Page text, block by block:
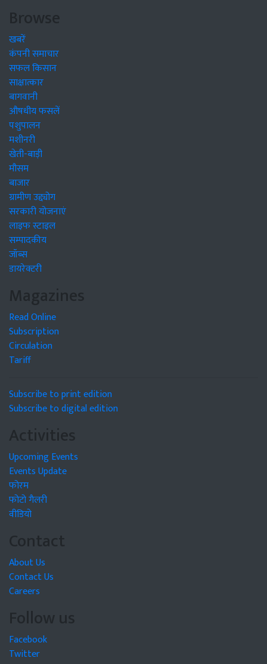
Browse
खबरें
कंपनी समाचार
सफल किसान
साक्षात्कार
बागवानी
औषधीय फसलें
पशुपालन
मशीनरी
खेती-बाड़ी
मौसम
बाजार
ग्रामीण उद्द्योग
सरकारी योजनाएं
लाइफ स्टाइल
सम्पादकीय
जॉब्स
डायरेक्टरी
Magazines
Read Online
Subscription
Circulation
Tariff
Subscribe to print edition
Subscribe to digital edition
Activities
Upcoming Events
Events Update
फोरम
फोटो गैलरी
वीडियो
Contact
About Us
Contact Us
Careers
Follow us
Facebook
Twitter